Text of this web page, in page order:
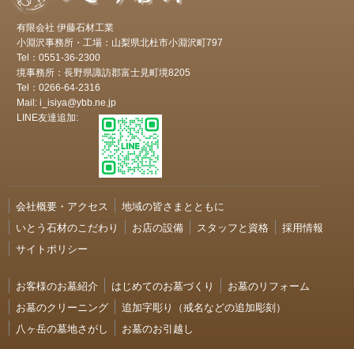
有限会社 伊藤石材工業
小淵沢事務所・工場：山梨県北杜市小淵沢町797
Tel：0551-36-2300
境事務所：長野県諏訪郡富士見町境8205
Tel：0266-64-2316
Mail: i_isiya@ybb.ne.jp
LINE友達追加:
会社概要・アクセス
地域の皆さまとともに
いとう石材のこだわり
お店の設備 スタッフと資格
採用情報
サイトポリシー
お客様のお墓紹介 はじめてのお墓づくり
お墓のリフォーム
お墓のクリーニング
追加字彫り（戒名などの追加彫刻）
八ヶ岳の墓地さがし
お墓のお引越し